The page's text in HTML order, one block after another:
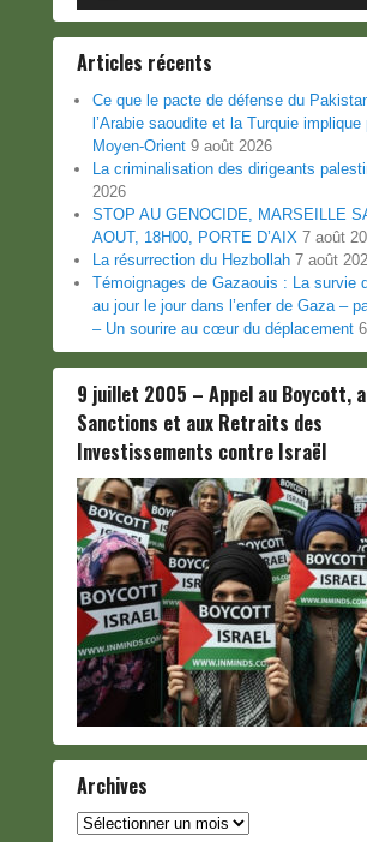
Articles récents
Ce que le pacte de défense du
l’Arabie saoudite et la Turquie implique
Moyen-Orient 9 août 2026
La criminalisation des dirigeants
2026
STOP AU GENOCIDE, MARSEILLE
AOUT, 18H00, PORTE D’AIX 7 août
La résurrection du Hezbollah 7 août
Témoignages de Gazaouis : La survie
au jour le jour dans l’enfer de Gaza –
– Un sourire au cœur du déplacement
9 juillet 2005 – Appel au Boycott,
Sanctions et aux Retraits des
Investissements contre Israël
Archives
Archives